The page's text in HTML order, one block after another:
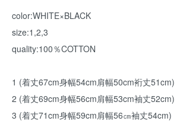
color:WHITE×BLACK
size:1,2,3
quality:100％COTTON
1 (着丈67cm身幅54cm肩幅50cm裄丈51cm)
2 (着丈69cm身幅56cm肩幅53cm袖丈52cm)
3 (着丈71cm身幅59cm肩幅56㎝袖丈54cm)